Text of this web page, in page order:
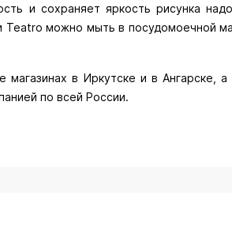
и сохраняет яркость рисунка
Teatro можно мыть в посудомоечной
в Иркутске и в Ангарске, а
по всей России.